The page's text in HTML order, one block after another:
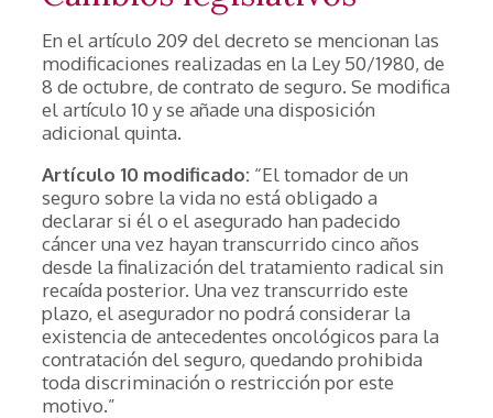
En el artículo 209 del decreto se mencionan las
modificaciones realizadas en la Ley 50/1980, de
8 de octubre, de contrato de seguro. Se modifica
el artículo 10 y se añade una disposición
adicional quinta.
Artículo 10 modificado: “El tomador de un
seguro sobre la vida no está obligado a
declarar si él o el asegurado han padecido
cáncer una vez hayan transcurrido cinco años
desde la finalización del tratamiento radical sin
recaída posterior. Una vez transcurrido este
plazo, el asegurador no podrá considerar la
existencia de antecedentes oncológicos para la
contratación del seguro, quedando prohibida
toda discriminación o restricción por este
motivo.”